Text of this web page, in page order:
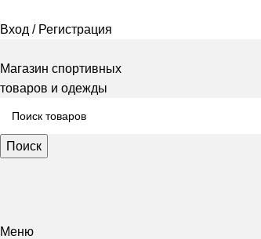
Вход / Регистрация
Магазин спортивных
товаров и одежды
Поиск
Меню